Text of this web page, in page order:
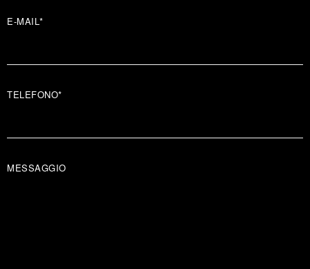
E-MAIL*
TELEFONO*
MESSAGGIO